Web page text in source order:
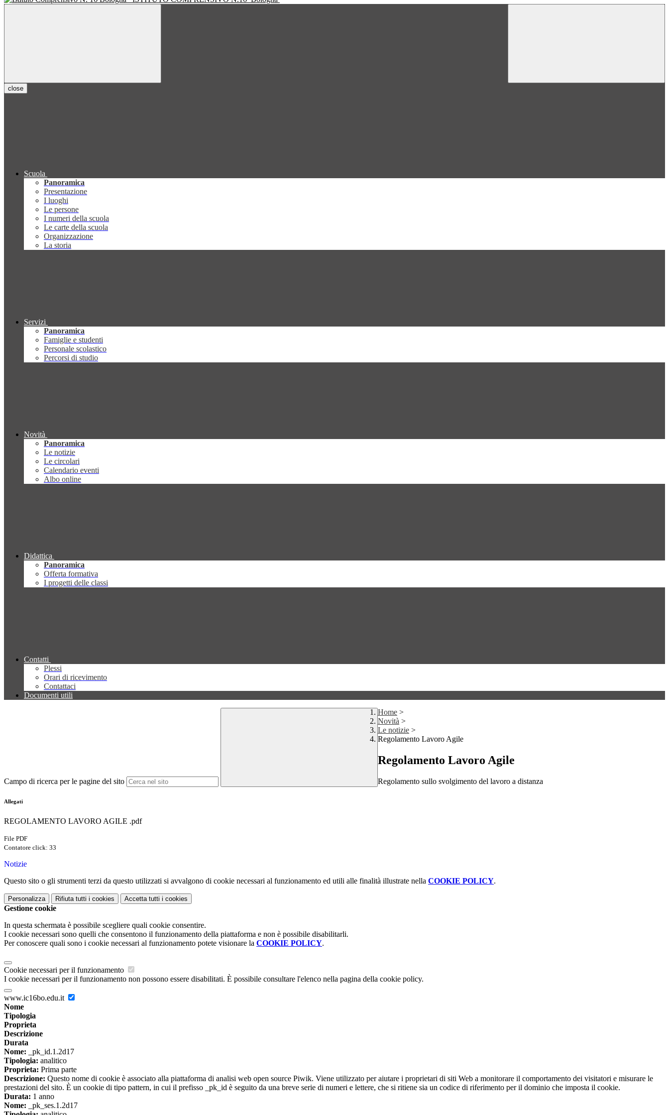
close
Scuola
Panoramica
Presentazione
I luoghi
Le persone
I numeri della scuola
Le carte della scuola
Organizzazione
La storia
Servizi
Panoramica
Famiglie e studenti
Personale scolastico
Percorsi di studio
Novità
Panoramica
Le notizie
Le circolari
Calendario eventi
Albo online
Didattica
Panoramica
Offerta formativa
I progetti delle classi
Contatti
Plessi
Orari di ricevimento
Contattaci
Documenti utili
Campo di ricerca per le pagine del sito
Home >
Novità >
Le notizie >
Regolamento Lavoro Agile
Regolamento Lavoro Agile
Regolamento sullo svolgimento del lavoro a distanza
Allegati
REGOLAMENTO LAVORO AGILE .pdf
File PDF
Contatore click: 33
Notizie
Questo sito o gli strumenti terzi da questo utilizzati si avvalgono di cookie necessari al funzionamento ed utili alle finalità illustrate nella COOKIE POLICY.
Personalizza Rifiuta tutti i cookies Accetta tutti i cookies
Gestione cookie
In questa schermata è possibile scegliere quali cookie consentire.
I cookie necessari sono quelli che consentono il funzionamento della piattaforma e non è possibile disabilitarli.
Per conoscere quali sono i cookie necessari al funzionamento potete visionare la COOKIE POLICY.
Cookie necessari per il funzionamento
I cookie necessari per il funzionamento non possono essere disabilitati. È possibile consultare l'elenco nella pagina della cookie policy.
www.ic16bo.edu.it
Nome
Tipologia
Proprieta
Descrizione
Durata
Nome: _pk_id.1.2d17
Tipologia: analitico
Proprieta: Prima parte
Descrizione: Questo nome di cookie è associato alla piattaforma di analisi web open source Piwik. Viene utilizzato per aiutare i proprietari di siti Web a monitorare il comportamento dei visitatori e misurare le
prestazioni del sito. È un cookie di tipo pattern, in cui il prefisso _pk_id è seguito da una breve serie di numeri e lettere, che si ritiene sia un codice di riferimento per il dominio che imposta il cookie.
Durata: 1 anno
Nome: _pk_ses.1.2d17